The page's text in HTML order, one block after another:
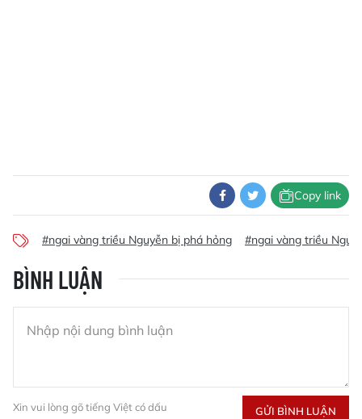
Copy link
#ngai vàng triều Nguyễn bị phá hỏng #ngai vàng triều
BÌNH LUẬN
Xin vui lòng gõ tiếng Việt có dấu GỬI BÌNH LUẬN